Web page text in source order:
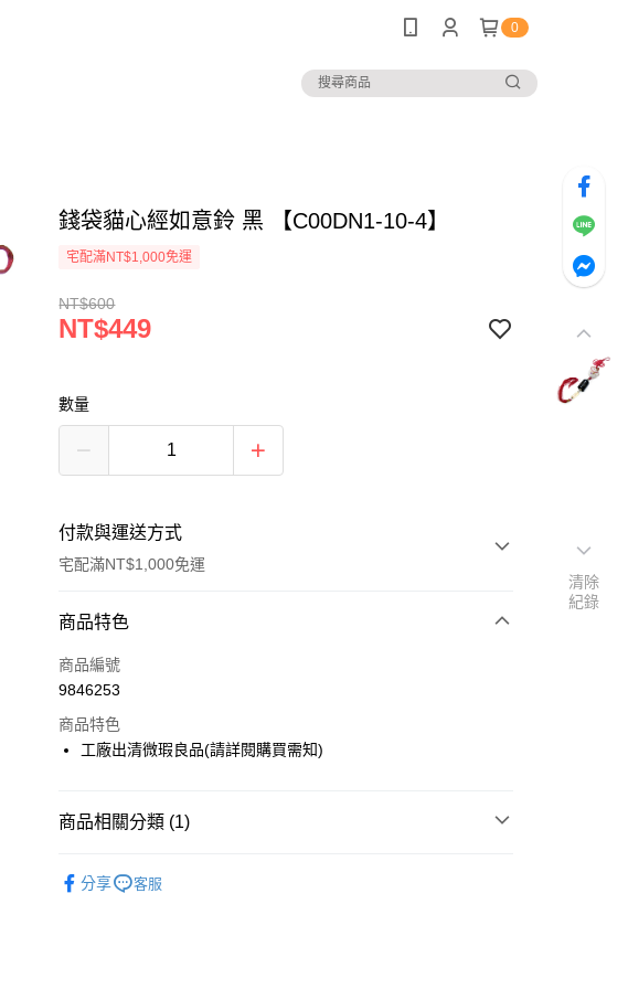
0
錢袋貓心經如意鈴 黑 【C00DN1-10-4】
宅配滿NT$1,000免運
NT$600
NT$449
數量
付款與運送方式
宅配滿NT$1,000免運
付款方式
信用卡一次付款
Apple Pay
悠遊付
商品特色
商品編號
9846253
商品特色
工廠出清微瑕良品(請詳閱購買需知)
商品相關分類 (1)
分享
客服
清除
紀錄